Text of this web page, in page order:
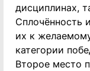
дисциплинах,
Сплочённость
их к
категории
Второе место